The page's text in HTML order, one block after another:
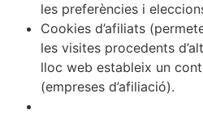
les preferències i
Cookies d’afiliats
les visites procedents
lloc web estableix un
(empreses d’afiliació).